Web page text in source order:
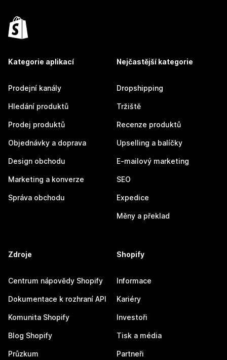
Kategorie aplikací
Prodejní kanály
Hledání produktů
Prodej produktů
Objednávky a doprava
Design obchodu
Marketing a konverze
Správa obchodu
Nejčastější kategorie
Dropshipping
Tržiště
Recenze produktů
Upselling a balíčky
E-mailový marketing
SEO
Expedice
Měny a překlad
Zdroje
Centrum nápovědy Shopify
Dokumentace k rozhraní API
Komunita Shopify
Blog Shopify
Průzkum
Shopify
Informace
Kariéry
Investoři
Tisk a média
Partneři